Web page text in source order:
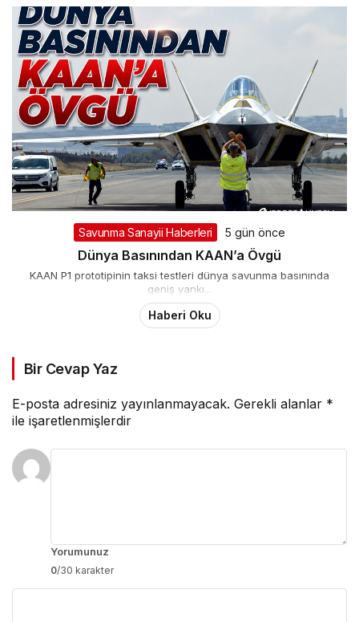
Savunma Sanayii Haberleri 5 gün önce
Dünya Basınından KAAN’a Övgü
KAAN P1 prototipinin taksi testleri dünya savunma basınında
geniş yankı...
Haberi Oku
Bir Cevap Yaz
E-posta adresiniz yayınlanmayacak. Gerekli alanlar *
ile işaretlenmişlerdir
Yorumunuz
0/30 karakter